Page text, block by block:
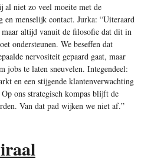
al niet zo veel moeite met de
en menselijk contact. Jurka: “Uiteraard
altijd vanuit de filosofie dat dit in
ondersteunen. We beseffen dat
nervositeit gepaard gaat, maar
jobs te laten sneuvelen. Integendeel:
en een stijgende klantenverwachting
ons strategisch kompas blijft de
Van dat pad wijken we niet af.”